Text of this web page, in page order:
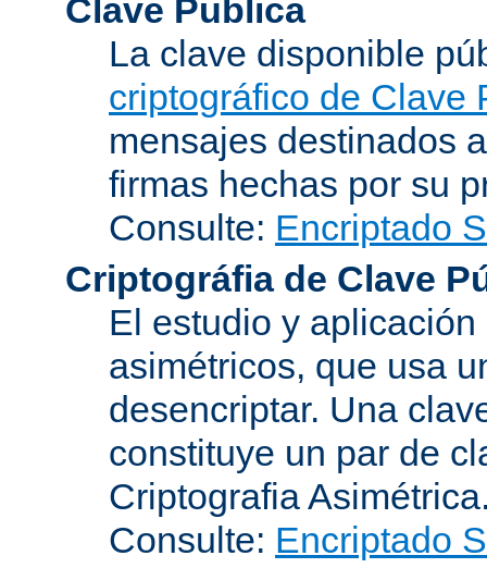
Clave Publica
La clave disponible
criptográfico de Clave
mensajes destinados
firmas hechas por su
Consulte: Encriptado
Criptográfia de Clave
El estudio y
asimétricos, que usa
desencriptar. Una
constituye un par de
Criptografia
Consulte: Encriptado